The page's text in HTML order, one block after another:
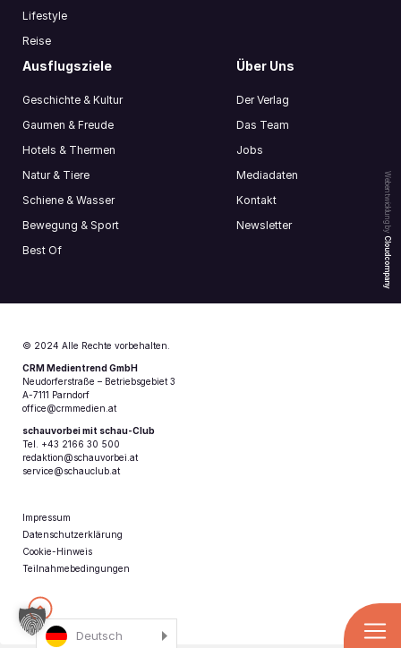
Webentwicklung by
Cloudcompany
Lifestyle
Reise
Ausflugsziele
Geschichte & Kultur
Gaumen & Freude
Hotels & Thermen
Natur & Tiere
Schiene & Wasser
Bewegung & Sport
Best Of
Über Uns
Der Verlag
Das Team
Jobs
Mediadaten
Kontakt
Newsletter
© 2024 Alle Rechte vorbehalten.
CRM Medientrend GmbH
Neudorferstraße – Betriebsgebiet 3
A-7111 Parndorf
office@crmmedien.at
schauvorbei mit schau-Club
Tel. +43 2166 30 500
redaktion@schauvorbei.at
service@schauclub.at
Impressum
Datenschutzerklärung
Cookie-Hinweis
Teilnahmebedingungen
Deutsch